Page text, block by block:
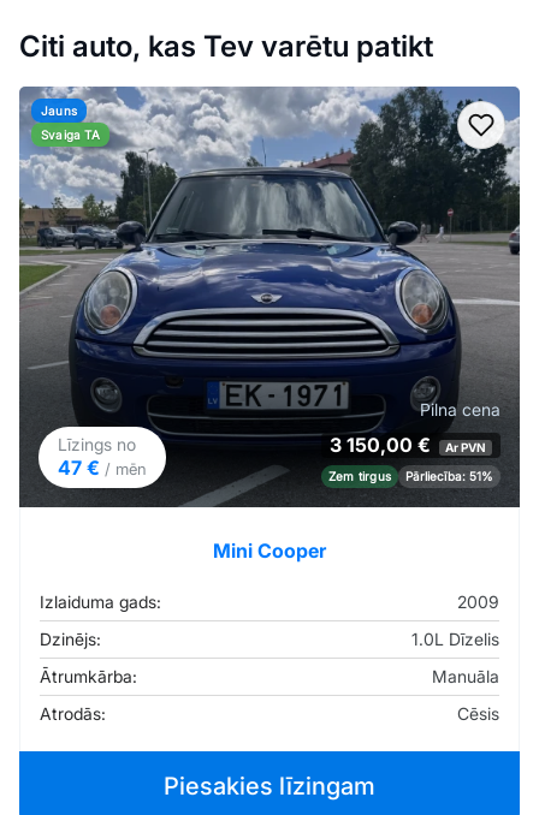
Citi auto, kas Tev varētu patikt
Jauns
Svaiga TA
Līzings no
47 € / mēn
Pilna cena
3 150,00 € Ar PVN
Zem tirgus Pārliecība: 51%
Mini Cooper
Izlaiduma gads:
2009
Dzinējs:
1.0L Dīzelis
Ātrumkārba:
Manuāla
Atrodās:
Cēsis
Piesakies līzingam